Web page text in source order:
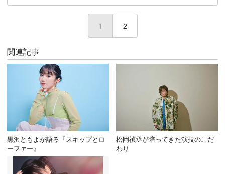
1 (current)
2
関連記事
黒沢ともよが語る『スキップとロ
ーファー』
松岡禎丞が培ってきた演技のこだ
わり